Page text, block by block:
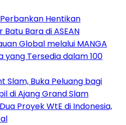
Hentikan
Bara di ASEAN
Global melalui MANGA
yang Tersedia dalam 100
Slam, Buka Peluang bagi
di Ajang Grand Slam
Dua Proyek WtE di Indonesia,